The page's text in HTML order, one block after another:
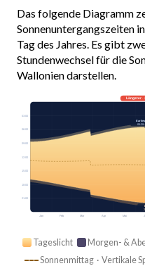
Das folgende Diagramm
Sonnenuntergangszeiten
Tag des Jahres. Es gibt
Stundenwechsel für die
Wallonien darstellen.
Jan Feb Mär Apr Mai
03:00
06:00
09:00
12:00
15:00
18:00
21:00
Längster·
05:29
Tageslicht Morgen- &
Sonnenmittag · Vertikale